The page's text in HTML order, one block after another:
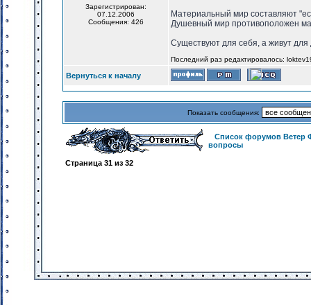
Зарегистрирован:
07.12.2006
Сообщения: 426
Материальный мир составляют
Душевный мир противоположен
Существуют для себя, а живут для
Последний раз редактировалось:
Вернуться к началу
Показать сообщения:
Список форумов Ветер
вопросы
Страница 31 из 32